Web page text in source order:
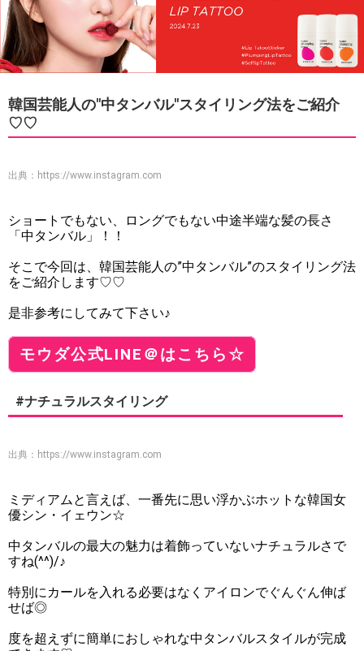
韓国芸能人の"中タンバル"スタイリング法をご紹介
♡♡
出典： https://www.instagram.com
ショートでもない、ロングでもない中途半端な髪の長さ
「中タンバル」！！
そこで今回は、韓国芸能人の”中タンバル”のスタイリング法
をご紹介します♡♡
是非参考にしてみて下さい♪
モウダ公式LINE＠はこちら☆
#ナチュラルスタイリング
出典： https://www.instagram.com
ミディアムと言えば、一番先に思い浮かぶホットな韓国女
優シン・イェウン☆
中タンバルの最大の魅力は着飾っていないナチュラルさで
すね(^^)/♪
特別にカールを入れる必要はなくアイロンでぐんぐん伸ば
せば◎
度を超えずに簡単におしゃれな中タンバルスタイルが完成